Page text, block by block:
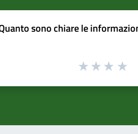
sono chiare le